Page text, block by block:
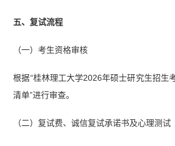
五、复试流程
（一）考生资格审核
根据“桂林理工大学2026年硕士研究生招生
清单”进行审查。
（二）复试费、诚信复试承诺书及心理测试